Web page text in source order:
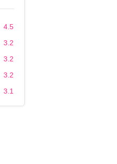
4.5
3.2
3.2
3.2
3.1